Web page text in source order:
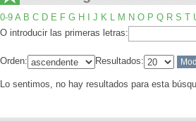
0-9 A B C D E F G H J K L M N O P Q R S T
O introducir las primeras letras:
Orden: Resultados:
Lo sentimos, no hay resultados para esta